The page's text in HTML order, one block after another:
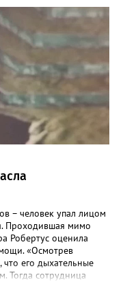
инспекции по делам
По горячим следам
в златоустовском
уголовного дела по
автомобилистов
тем более – с
– человек упал лицом
Проходившая мимо
Робертус оценила
«Осмотрев
его дыхательные
Тогда сотрудница